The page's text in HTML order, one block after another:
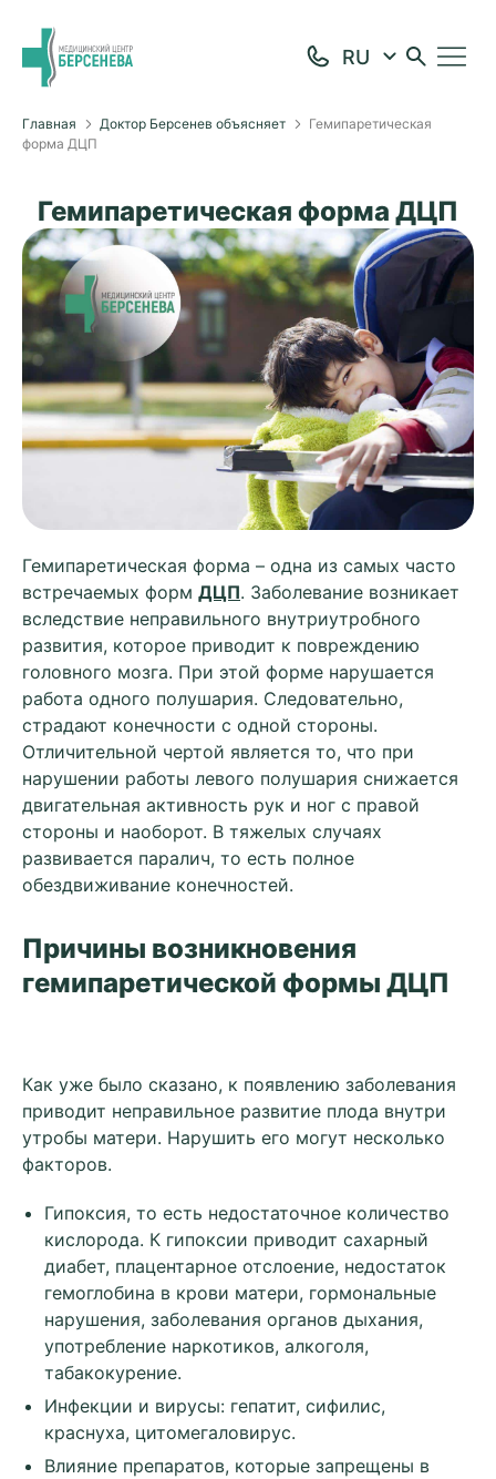
Главная Доктор Берсенев объясняет
Гемипаретическая
форма ДЦП
Гемипаретическая форма ДЦП
Гемипаретическая форма – одна из самых часто
встречаемых форм ДЦП. Заболевание возникает
вследствие неправильного внутриутробного
развития, которое приводит к повреждению
головного мозга. При этой форме нарушается
работа одного полушария. Следовательно,
страдают конечности с одной стороны.
Отличительной чертой является то, что при
нарушении работы левого полушария снижается
двигательная активность рук и ног с правой
стороны и наоборот. В тяжелых случаях
развивается паралич, то есть полное
обездвиживание конечностей.
Причины возникновения
гемипаретической формы ДЦП
Как уже было сказано, к появлению заболевания
приводит неправильное развитие плода внутри
утробы матери. Нарушить его могут несколько
факторов.
Гипоксия, то есть недостаточное количество
кислорода. К гипоксии приводит сахарный
диабет, плацентарное отслоение, недостаток
гемоглобина в крови матери, гормональные
нарушения, заболевания органов дыхания,
употребление наркотиков, алкоголя,
табакокурение.
Инфекции и вирусы: гепатит, сифилис,
краснуха, цитомегаловирус.
Влияние препаратов, которые запрещены в